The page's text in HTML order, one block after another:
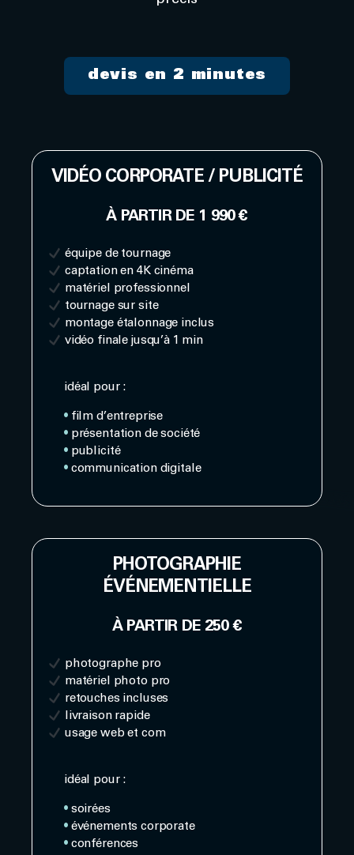
devis en 2 minutes
VIDÉO CORPORATE / PUBLICITÉ
À PARTIR DE 1 990 €
équipe de tournage
captation en 4K cinéma
matériel professionnel
tournage sur site
montage étalonnage inclus
vidéo finale jusqu’à 1 min
idéal pour :
•film d’entreprise
•présentation de société
•publicité
•communication digitale
PHOTOGRAPHIE
ÉVÉNEMENTIELLE
À PARTIR DE 250 €
photographe pro
matériel photo pro
retouches incluses
livraison rapide
usage web et com
idéal pour :
•soirées
•événements corporate
•conférences